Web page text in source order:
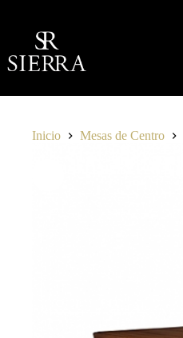
contenido
Inicio Mesas de Centro